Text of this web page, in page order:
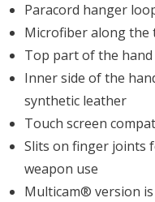
Paracord hanger
Microfiber along the
Top part of the
Inner side of the
synthetic leather
Touch screen
Slits on finger joints
weapon use
Multicam® version